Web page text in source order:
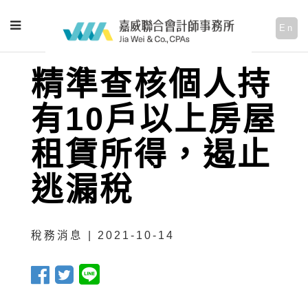
En
精準查核個人持
有10戶以上房屋
租賃所得，遏止
逃漏稅
稅務消息 | 2021-10-14